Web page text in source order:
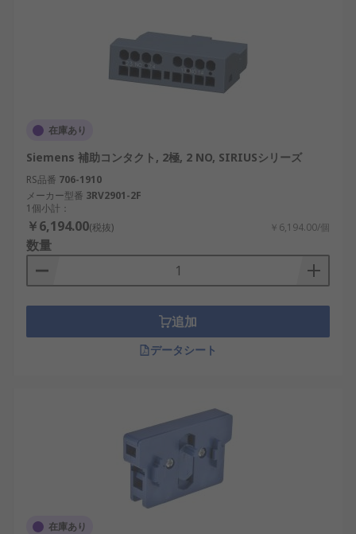
在庫あり
Siemens 補助コンタクト, 2極, 2 NO, SIRIUSシリーズ
RS品番 706-1910
メーカー型番 3RV2901-2F
1個小計：
￥6,194.00(税抜) ￥6,194.00/個
数量
追加
データシート
在庫あり